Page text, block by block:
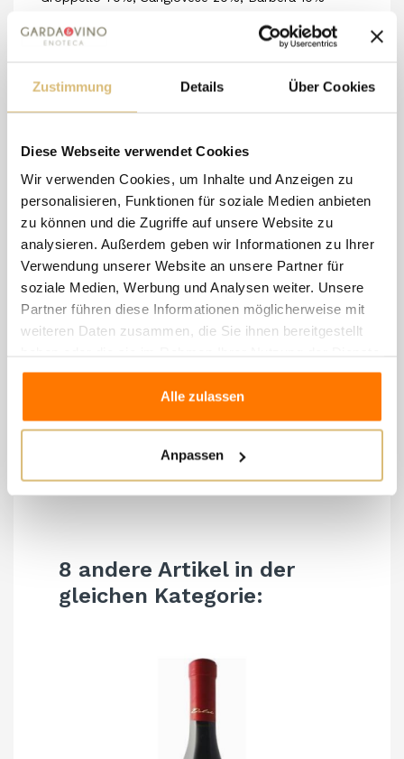
Zustimmung Details Über Cookies
Diese Webseite verwendet Cookies
Wir verwenden Cookies, um Inhalte und Anzeigen zu
personalisieren, Funktionen für soziale Medien anbieten
zu können und die Zugriffe auf unsere Website zu
analysieren. Außerdem geben wir Informationen zu Ihrer
Verwendung unserer Website an unsere Partner für
soziale Medien, Werbung und Analysen weiter. Unsere
Partner führen diese Informationen möglicherweise mit
weiteren Daten zusammen, die Sie ihnen bereitgestellt
gesammelt haben.
Alle zulassen
Anpassen
Valtenesi wird größtenteils aus Groppello-Trauben
Abgefüllt im Jahr nach der Ernte, nachdem er im
durchwürzige Noten interessanter gemacht wird.
```
Le Chiusure
Klassifizierung
Riviera Del Garda
Classico DOC
Rebsorte
Barbera, Sangiovese
Fivi
0,75 l
8 andere Artikel in der
gleichen Kategorie: